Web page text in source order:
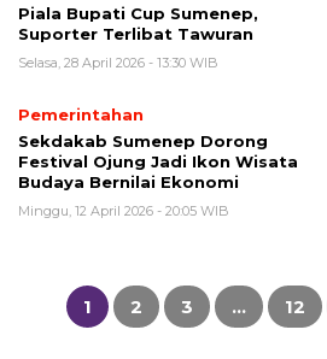
Piala Bupati Cup Sumenep,
Suporter Terlibat Tawuran
Selasa, 28 April 2026 - 13:30 WIB
Pemerintahan
Sekdakab Sumenep Dorong
Festival Ojung Jadi Ikon Wisata
Budaya Bernilai Ekonomi
Minggu, 12 April 2026 - 20:05 WIB
Navigasi
pos
1 2 3 … 12